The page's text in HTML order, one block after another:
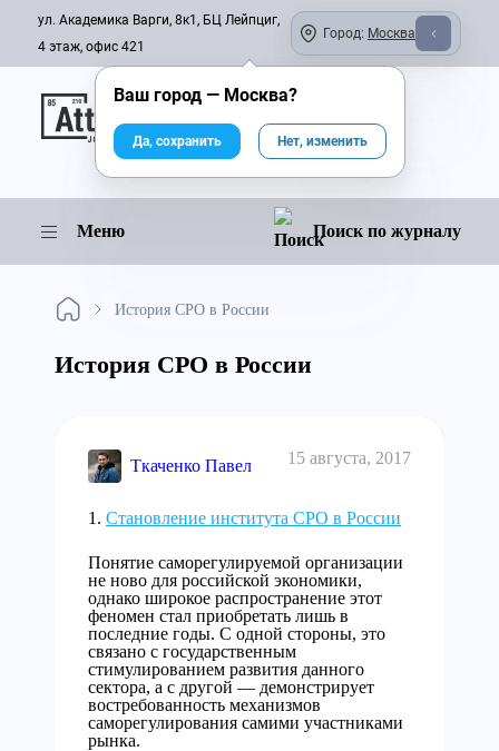
ул. Академика Варги, 8к1, БЦ Лейпциг,
4 этаж, офис 421
Город: Москва
Онлайн-журнал
Меню Поиск по журналу
История СРО в России
История СРО в России
Ткаченко Павел 15 августа, 2017
Становление института СРО в России
Понятие саморегулируемой организации
не ново для российской экономики,
однако широкое распространение этот
феномен стал приобретать лишь в
последние годы. С одной стороны, это
связано с государственным
стимулированием развития данного
сектора, а с другой — демонстрирует
востребованность механизмов
саморегулирования самими участниками
рынка.
Ваш город — Москва?
Да, сохранить Нет, изменить